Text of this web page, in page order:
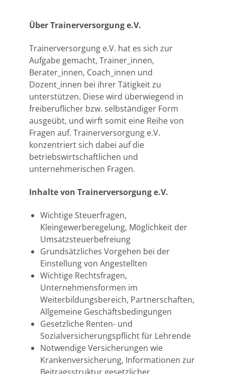
Über Trainerversorgung e.V.
Trainerversorgung e.V. hat es sich zur
Aufgabe gemacht, Trainer_innen,
Berater_innen, Coach_innen und
Dozent_innen bei ihrer Tätigkeit zu
unterstützen. Diese wird überwiegend in
freiberuflicher bzw. selbständiger Form
ausgeübt, und wirft somit eine Reihe von
Fragen auf. Trainerversorgung e.V.
konzentriert sich dabei auf die
betriebswirtschaftlichen und
unternehmerischen Fragen.
Inhalte von Trainerversorgung e.V.
Wichtige Steuerfragen,
Kleingewerberegelung, Möglichkeit der
Umsatzsteuerbefreiung
Grundsätzliches Vorgehen bei der
Einstellung von Angestellten
Wichtige Rechtsfragen,
Unternehmensformen im
Weiterbildungsbereich, Partnerschaften,
Allgemeine Geschäftsbedingungen
Gesetzliche Renten- und
Sozialversicherungspflicht für Lehrende
Notwendige Versicherungen wie
Krankenversicherung, Informationen zur